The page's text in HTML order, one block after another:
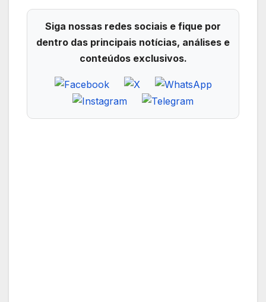
Siga nossas redes sociais e fique por
dentro das principais notícias, análises e
conteúdos exclusivos.